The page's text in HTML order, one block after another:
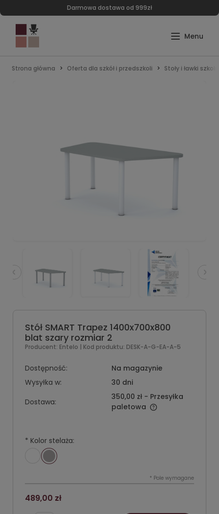
Darmowa dostawa od 999zł
Strona główna Oferta dla szkół i przedszkoli Stoły i ławki
Stół SMART Trapez 1400x700x800
blat szary rozmiar 2
Producent: Entelo | Kod produktu: DESK-A-G-EA-A-5
Dostępność:
Na magazynie
Wysyłka w:
30 dni
Dostawa:
350,00 zł - Przesyłka
paletowa
* Kolor stelaża:
* Pole wymagane
489,00 zł